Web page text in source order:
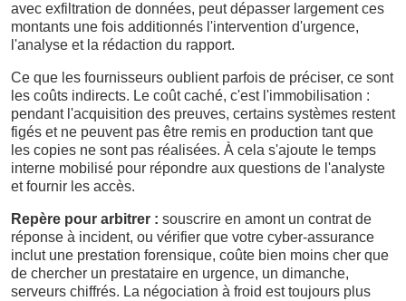
avec exfiltration de données, peut dépasser largement ces
montants une fois additionnés l'intervention d'urgence,
l'analyse et la rédaction du rapport.
Ce que les fournisseurs oublient parfois de préciser, ce sont
les coûts indirects. Le coût caché, c'est l'immobilisation :
pendant l'acquisition des preuves, certains systèmes restent
figés et ne peuvent pas être remis en production tant que
les copies ne sont pas réalisées. À cela s'ajoute le temps
interne mobilisé pour répondre aux questions de l'analyste
et fournir les accès.
Repère pour arbitrer : souscrire en amont un contrat de
réponse à incident, ou vérifier que votre cyber-assurance
inclut une prestation forensique, coûte bien moins cher que
de chercher un prestataire en urgence, un dimanche,
serveurs chiffrés. La négociation à froid est toujours plus